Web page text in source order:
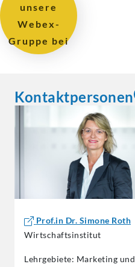
unsere
Webex-
Gruppe bei
Kontaktpersonen
Prof.in Dr. Simone Roth
Wirtschaftsinstitut
Lehrgebiete: Marketing und